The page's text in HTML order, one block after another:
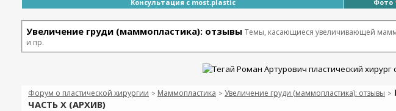
Консультация с most.plastic Фото
Увеличение груди (маммопластика): отзывы Темы, касающиеся увеличивающей
и пр.
Форум о пластической хирургии > Маммопластика > Увеличение груди (маммопластика): отзывы >
ЧАСТЬ Х (АРХИВ)